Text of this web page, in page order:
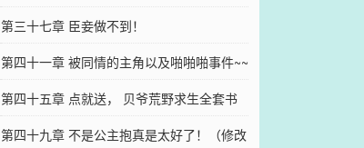
~
第三十七章 臣妾做不到！
第四十一章 被同情的主角以及啪啪啪事件~~
第四十五章 点就送， 贝爷荒野求生全套书
籍~~
第四十九章 不是公主抱真是太好了！（修改